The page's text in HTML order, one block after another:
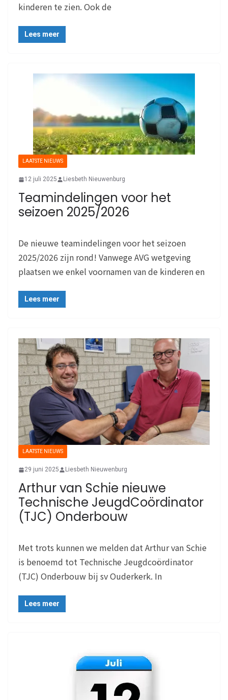
kinderen te zien. Ook de
Lees meer
LAATSTE NIEUWS
12 juli 2025 Liesbeth Nieuwenburg
Teamindelingen voor het
seizoen 2025/2026
De nieuwe teamindelingen voor het seizoen
2025/2026 zijn rond! Vanwege AVG wetgeving
plaatsen we enkel voornamen van de kinderen en
Lees meer
LAATSTE NIEUWS
29 juni 2025 Liesbeth Nieuwenburg
Arthur van Schie nieuwe
Technische JeugdCoördinator
(TJC) Onderbouw
Met trots kunnen we melden dat Arthur van Schie
is benoemd tot Technische Jeugdcoördinator
(TJC) Onderbouw bij sv Ouderkerk. In
Lees meer